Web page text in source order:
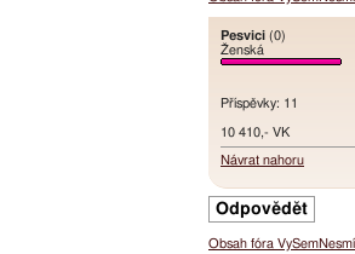
Pesvici (0)
Ženská
Příspěvky: 11
10 410,- VK
Návrat nahoru
Odpovědět
Obsah fóra